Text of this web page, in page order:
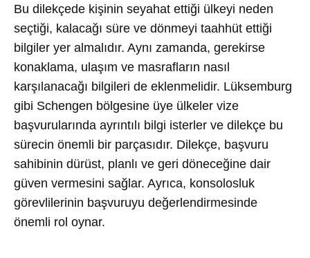
Bu dilekçede kişinin seyahat ettiği ülkeyi neden
seçtiği, kalacağı süre ve dönmeyi taahhüt ettiği
bilgiler yer almalıdır. Aynı zamanda, gerekirse
konaklama, ulaşım ve masrafların nasıl
karşılanacağı bilgileri de eklenmelidir. Lüksemburg
gibi Schengen bölgesine üye ülkeler vize
başvurularında ayrıntılı bilgi isterler ve dilekçe bu
sürecin önemli bir parçasıdır. Dilekçe, başvuru
sahibinin dürüst, planlı ve geri döneceğine dair
güven vermesini sağlar. Ayrıca, konsolosluk
görevlilerinin başvuruyu değerlendirmesinde
önemli rol oynar.